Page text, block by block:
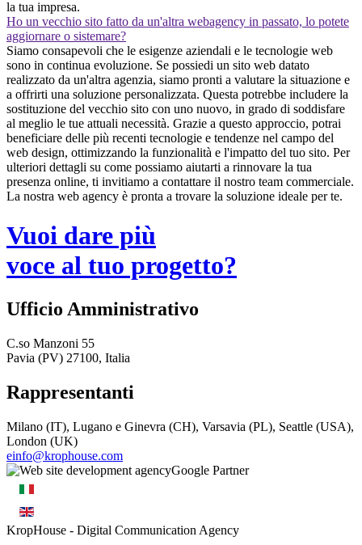
la tua impresa.
Ho un vecchio sito fatto da un'altra webagency in passato, lo potete
aggiornare o sistemare?
Siamo consapevoli che le esigenze aziendali e le tecnologie web
sono in continua evoluzione. Se possiedi un sito web datato
realizzato da un'altra agenzia, siamo pronti a valutare la situazione e
a offrirti una soluzione personalizzata. Questa potrebbe includere la
sostituzione del vecchio sito con uno nuovo, in grado di soddisfare
al meglio le tue attuali necessità. Grazie a questo approccio, potrai
beneficiare delle più recenti tecnologie e tendenze nel campo del
web design, ottimizzando la funzionalità e l'impatto del tuo sito. Per
ulteriori dettagli su come possiamo aiutarti a rinnovare la tua
presenza online, ti invitiamo a contattare il nostro team commerciale.
La nostra web agency è pronta a trovare la soluzione ideale per te.
Vuoi dare più
voce al tuo progetto?
Ufficio Amministrativo
C.so Manzoni 55
Pavia (PV) 27100, Italia
Rappresentanti
Milano (IT), Lugano e Ginevra (CH), Varsavia (PL), Seattle (USA),
London (UK)
einfo@krophouse.com
KropHouse - Digital Communication Agency